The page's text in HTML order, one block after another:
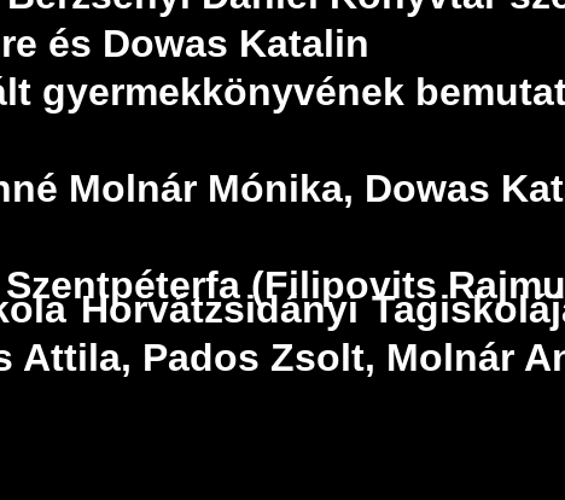
és Dowas Katalin
gyermekkönyvének
Molnár Mónika, Dowas
(Filipovits
Horvátzsidányi
Attila, Pados Zsolt, Molnár